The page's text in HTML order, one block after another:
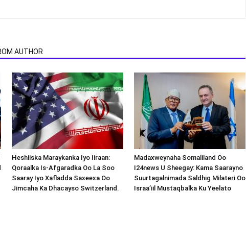
AUTHOR
Heshiiska Maraykanka Iyo Iiraan:
Qoraalka Is-Afgaradka Oo La Soo
Saaray Iyo Xafladda Saxeexa Oo
Jimcaha Ka Dhacayso Switzerland.
Madaxweynaha Somaliland Oo
I24news U Sheegay: Kama Saarayno
Suurtagalnimada Saldhig Milateri Oo
Israa’iil Mustaqbalka Ku Yeelato